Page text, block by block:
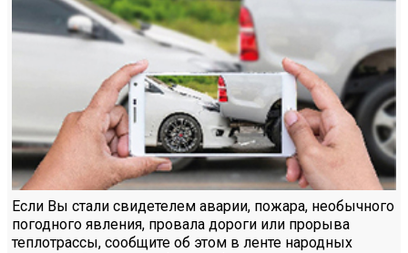
Если Вы стали свидетелем аварии, пожара, необычного
погодного явления, провала дороги или прорыва
теплотрассы, сообщите об этом в ленте народных